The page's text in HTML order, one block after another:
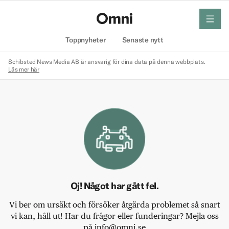
Toppnyheter Senaste nytt
meny
Schibsted News Media AB är ansvarig för dina data på denna webbplats.
Läs mer här
Oj! Något har gått fel.
Vi ber om ursäkt och försöker åtgärda problemet så snart
vi kan, håll ut! Har du frågor eller funderingar? Mejla oss